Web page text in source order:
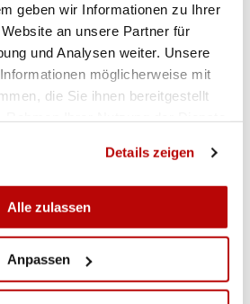
geben wir Informationen zu Ihrer
an unsere Partner für
und Analysen weiter. Unsere
möglicherweise mit
die Sie ihnen bereitgestellt
Details zeigen
Alle zulassen
Anpassen
das Amt ist vakant.(Doris
sind ersichtlich auf: